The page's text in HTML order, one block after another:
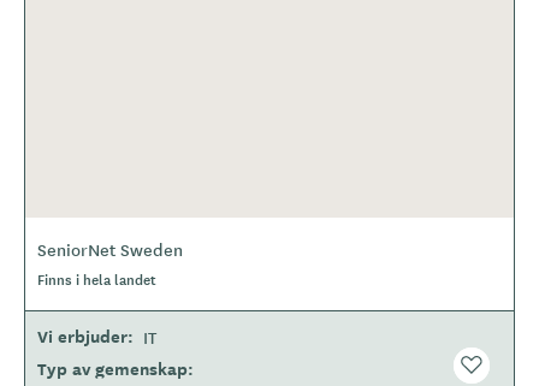
SeniorNet Sweden
Finns i hela landet
Vi erbjuder IT
Typ av gemenskap